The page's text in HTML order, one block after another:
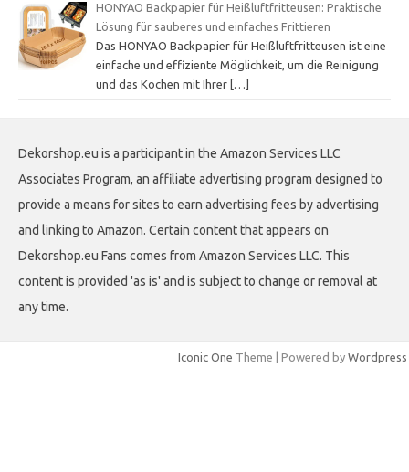
HONYAO Backpapier für Heißluftfritteusen: Praktische
Lösung für sauberes und einfaches Frittieren
Das HONYAO Backpapier für Heißluftfritteusen ist eine
einfache und effiziente Möglichkeit, um die Reinigung
und das Kochen mit Ihrer […]
Dekorshop.eu is a participant in the Amazon Services LLC
Associates Program, an affiliate advertising program designed to
provide a means for sites to earn advertising fees by advertising
and linking to Amazon. Certain content that appears on
Dekorshop.eu Fans comes from Amazon Services LLC. This
content is provided 'as is' and is subject to change or removal at
any time.
Iconic One Theme | Powered by Wordpress